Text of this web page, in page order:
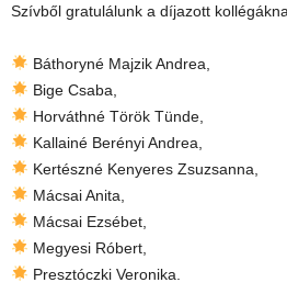
Szívből gratulálunk a díjazott
Báthoryné Majzik Andrea,
Bige Csaba,
Horváthné Török Tünde,
Kallainé Berényi Andrea,
Kertészné Kenyeres Zsuzsanna,
Mácsai Anita,
Mácsai Ezsébet,
Megyesi Róbert,
Presztóczki Veronika.